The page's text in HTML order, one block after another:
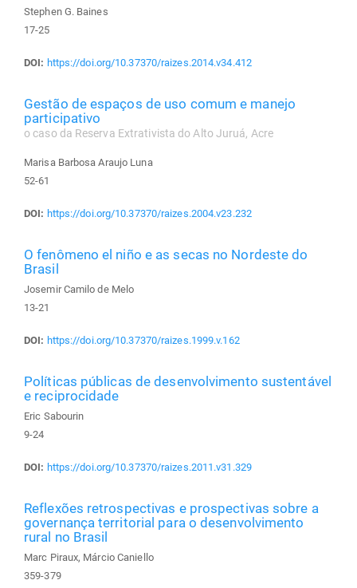
Stephen G. Baines
17-25
DOI: https://doi.org/10.37370/raizes.2014.v34.412
Gestão de espaços de uso comum e manejo
participativo
o caso da Reserva Extrativista do Alto Juruá, Acre
Marisa Barbosa Araujo Luna
52-61
DOI: https://doi.org/10.37370/raizes.2004.v23.232
O fenômeno el niño e as secas no Nordeste do
Brasil
Josemir Camilo de Melo
13-21
DOI: https://doi.org/10.37370/raizes.1999.v.162
Políticas públicas de desenvolvimento sustentável
e reciprocidade
Eric Sabourin
9-24
DOI: https://doi.org/10.37370/raizes.2011.v31.329
Reflexões retrospectivas e prospectivas sobre a
governança territorial para o desenvolvimento
rural no Brasil
Marc Piraux, Márcio Caniello
359-379